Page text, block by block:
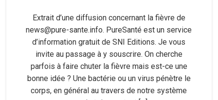
Extrait d’une diffusion concernant la fièvre de
news@pure-sante.info. PureSanté est un service
d’information gratuit de SNI Editions. Je vous
invite au passage à y souscrire. On cherche
parfois à faire chuter la fièvre mais est-ce une
bonne idée ? Une bactérie ou un virus pénètre le
corps, en général au travers de notre système